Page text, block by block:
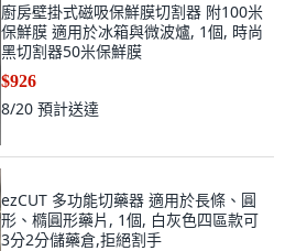
廚房壁掛式磁吸保鮮膜切割器 附100米
保鮮膜 適用於冰箱與微波爐, 1個, 時尚
黑切割器50米保鮮膜
$926
8/20 預計送達
ezCUT 多功能切藥器 適用於長條、圓
形、橢圓形藥片, 1個, 白灰色四區款可
3分2分儲藥倉,拒絕割手